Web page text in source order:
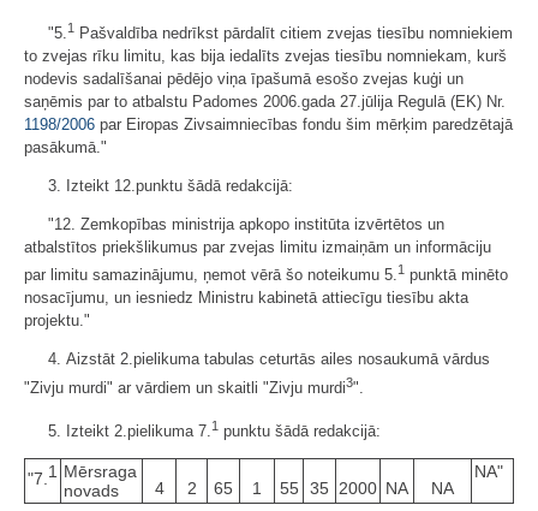
"5. 1
Pašvaldība nedrīkst pārdalīt citiem zvejas tiesību nomniekiem
to zvejas rīku limitu, kas bija iedalīts zvejas tiesību nomniekam, kurš
nodevis sadalīšanai pēdējo viņa īpašumā esošo zvejas kuģi un
saņēmis par to atbalstu Padomes 2006.gada 27.jūlija Regulā (EK) Nr.
1198/2006 par Eiropas Zivsaimniecības fondu šim mērķim paredzētajā
pasākumā."
3. Izteikt 12.punktu šādā redakcijā:
"12. Zemkopības ministrija apkopo institūta izvērtētos un
atbalstītos priekšlikumus par zvejas limitu izmaiņām un informāciju
par limitu samazinājumu, ņemot vērā šo noteikumu 5.1 punktā minēto
nosacījumu, un iesniedz Ministru kabinetā attiecīgu tiesību akta
projektu."
4. Aizstāt 2.pielikuma tabulas ceturtās ailes nosaukumā vārdus
"Zivju murdi" ar vārdiem un skaitli "Zivju murdi3".
5. Izteikt 2.pielikuma 7. 1 punktu šādā redakcijā:
"7. 1 Mērsraga
novads
4 2 65 1 55 35 2000 NA NA
NA"